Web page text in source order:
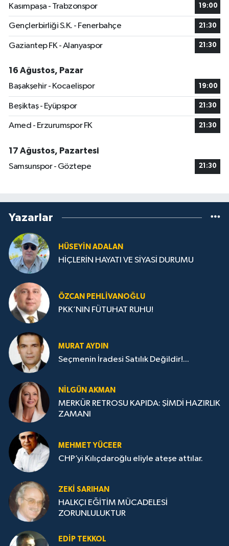
Kasımpaşa - Trabzonspor 19:00
Gençlerbirliği S.K. - Fenerbahçe 21:30
Gaziantep FK - Alanyaspor 21:30
16 Ağustos, Pazar
Başakşehir - Kocaelispor
19:00
Beşiktaş - Eyüpspor 21:30
Amed - Erzurumspor FK 21:30
17 Ağustos, Pazartesi
Samsunspor - Göztepe
21:30
Yazarlar
HÜSEYIN ADALAN
HİÇLERİN HAYATI VE SİYASİ DURUMU
ÖZCAN PEHLIVANOĞLU
PKK’NIN FÜTUHAT RUHU!
MURAT AYDIN
Seçmenin İradesi Satılık Değildir!...
NILGÜN AKMAN
MERKÜR RETROSU KAPIDA: ŞİMDİ HAZIRLIK
ZAMANI
MEHMET YÜCEER
CHP’yi Kılıçdaroğlu eliyle ateşe attılar.
ZEKI SARIHAN
HALKÇI EĞİTİM MÜCADELESİ
ZORUNLULUKTUR
EDIP TEKKOL